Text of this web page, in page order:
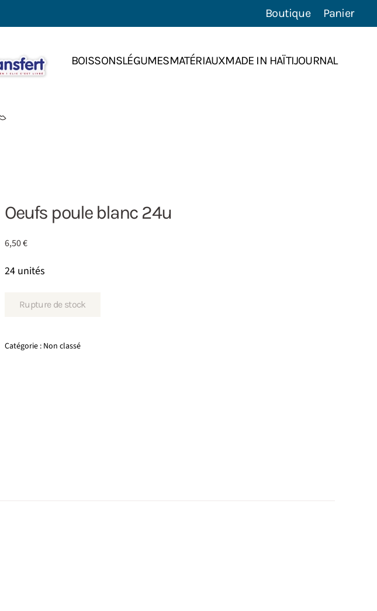
Boutique Panier
BOISSONSLÉGUMESMATÉRIAUXMADE IN HAÏTIJOURNAL
Oeufs poule blanc 24u
6,50€
24 unités
Rupture de stock
Catégorie : Non classé